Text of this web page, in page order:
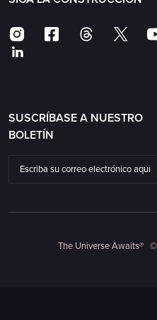
SUSCRÍBASE A NUESTRO
BOLETÍN
The Universe Awaits®